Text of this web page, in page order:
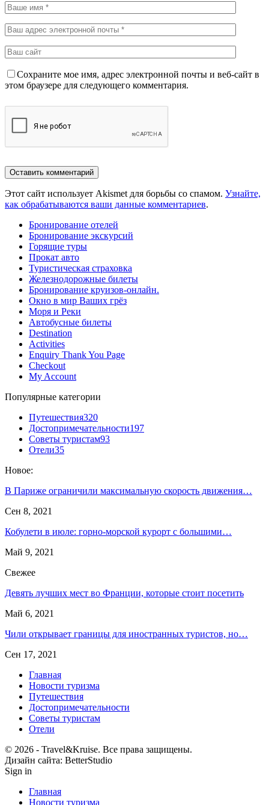
Сохраните мое имя, адрес электронной почты и веб-сайт в
этом браузере для следующего комментария.
Этот сайт использует Akismet для борьбы со спамом. Узнайте,
как обрабатываются ваши данные комментариев.
Бронирование отелей
Бронирование экскурсий
Горящие туры
Прокат авто
Туристическая страховка
Железнодорожные билеты
Бронирование круизов-онлайн.
Окно в мир Ваших грёз
Моря и Реки
Автобусные билеты
Destination
Activities
Enquiry Thank You Page
Checkout
My Account
Популярные категории
Путешествия320
Достопримечательности197
Советы туристам93
Отели35
Новое:
В Париже ограничили максимальную скорость движения…
Сен 8, 2021
Кобулети в июле: горно-морской курорт с большими…
Май 9, 2021
Свежее
Девять лучших мест во Франции, которые стоит посетить
Май 6, 2021
Чили открывает границы для иностранных туристов, но…
Сен 17, 2021
Главная
Новости туризма
Путешествия
Достопримечательности
Советы туристам
Отели
© 2026 - ​​Travel&Kruise. Все права защищены.
Дизайн сайта: BetterStudio
Sign in
Главная
Новости туризма